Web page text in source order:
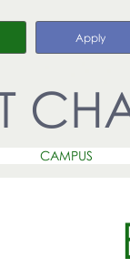
Apply
CAMPUS